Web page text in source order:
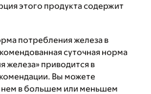
этого продукта содержит
потребления железа в
суточная норма
железа»‎ приводится в
Вы можете
нем в большем или меньшем